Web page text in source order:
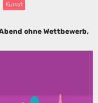
Kunst
ohne Wettbewerb,